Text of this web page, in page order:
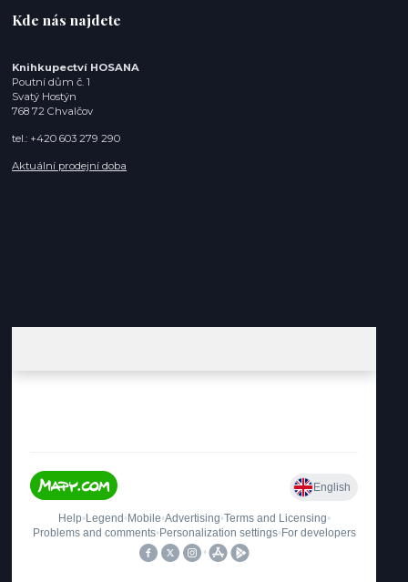
Kde nás najdete
Knihkupectví HOSANA
Poutní dům č. 1
Svatý Hostýn
768 72 Chvalčov
tel.: +420 603 279 290
Aktuální prodejní doba